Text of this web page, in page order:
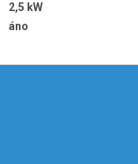
2,5 kW
áno